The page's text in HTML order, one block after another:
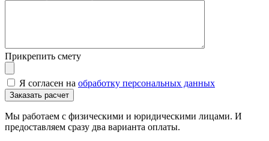
Прикрепить смету
Я согласен на обработку персональных данных
Мы работаем с физическими и юридическими лицами. И
предоставляем сразу два варианта оплаты.